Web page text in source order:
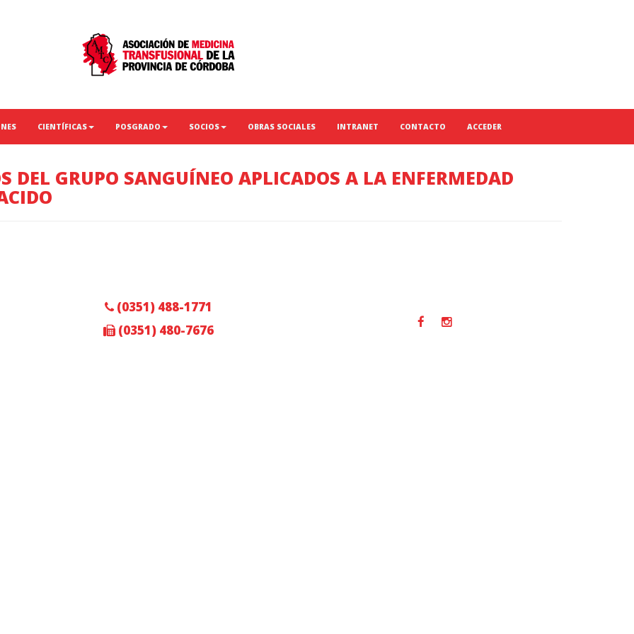
CIENTÍFICAS POSGRADO SOCIOS OBRAS SOCIALES INTRANET CONTACTO ACCEDER
DEL GRUPO SANGUÍNEO APLICADOS A LA ENFERMEDAD
(0351) 488-1771
(0351) 480-7676